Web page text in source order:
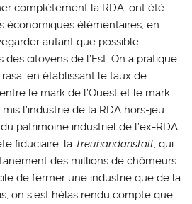
complètement la RDA, ont été
économiques élémentaires, en
autant que possible
des citoyens de l’Est. On a pratiqué
en établissant le taux de
le mark de l’Ouest et le mark
l’industrie de la RDA hors-jeu.
patrimoine industriel de l’ex-RDA
fiduciaire, la Treuhandanstalt , qui
des millions de chômeurs.
de fermer une industrie que de la
on s’est hélas rendu compte que